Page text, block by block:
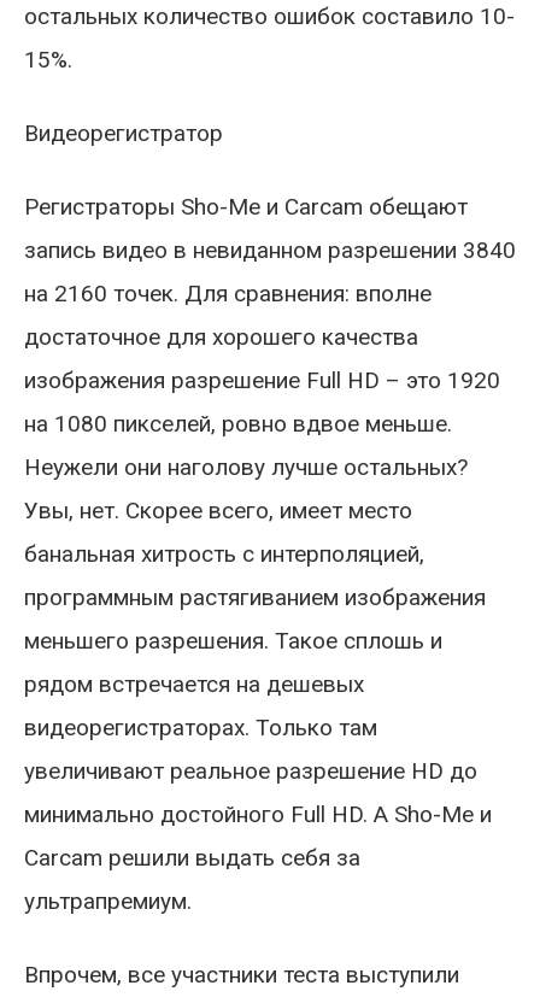
остальных количество ошибок составило 10-
15%.
Видеорегистратор
Регистраторы Sho-Me и Carcam обещают
запись видео в невиданном разрешении 3840
на 2160 точек. Для сравнения: вполне
достаточное для хорошего качества
изображения разрешение Full HD – это 1920
на 1080 пикселей, ровно вдвое меньше.
Неужели они наголову лучше остальных?
Увы, нет. Скорее всего, имеет место
банальная хитрость с интерполяцией,
программным растягиванием изображения
меньшего разрешения. Такое сплошь и
рядом встречается на дешевых
видеорегистраторах. Только там
увеличивают реальное разрешение HD до
минимально достойного Full HD. А Sho-Me и
Carcam решили выдать себя за
ультрапремиум.
Впрочем, все участники теста выступили